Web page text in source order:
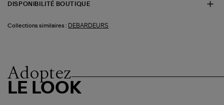
DISPONIBILITÉ BOUTIQUE
Collections similaires : DEBARDEURS
Adoptez
LE LOOK